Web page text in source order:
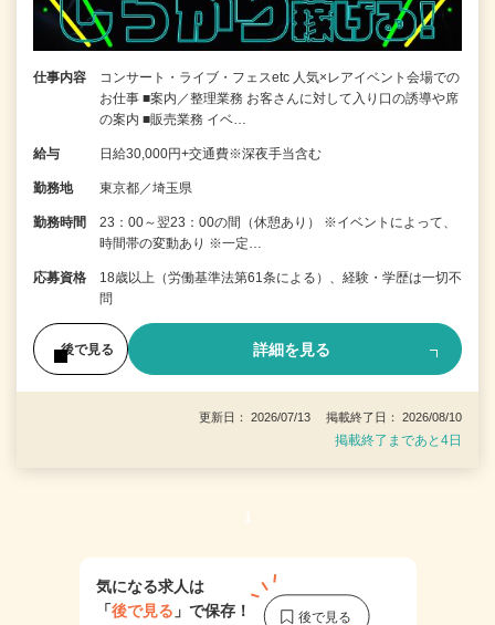
仕事内容
コンサート・ライブ・フェスetc 人気×レアイベント会場での
お仕事 ■案内／整理業務 お客さんに対して入り口の誘導や席
の案内 ■販売業務 イベ…
給与 日給30,000円+交通費※深夜手当含む
勤務地 東京都／埼玉県
勤務時間
23：00～翌23：00の間（休憩あり） ※イベントによって、
時間帯の変動あり ※一定…
応募資格
18歳以上（労働基準法第61条による）、経験・学歴は一切不
問
後で見る 詳細を見る
更新日： 2026/07/13 掲載終了日： 2026/08/10
掲載終了まであと4日
1
気になる求人は
「後で見る 」で保存！